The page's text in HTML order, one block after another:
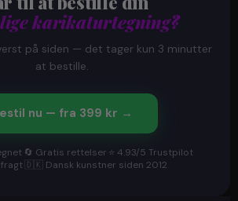
karikaturtegning?
på siden — det tager kun 3 minutter
at bestille.
nu — fra 399 kr →
🔄 Gratis rettelser ⭐ 4.93/5 Trustpilot
🇩🇰 Dansk kunstner siden 2012